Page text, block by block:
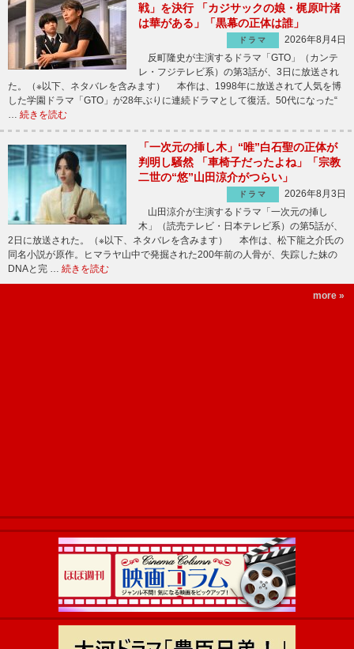
戦」を決行 「カジサックの娘・梶原叶渚
は華がある」「黒幕の正体は誰」
ドラマ
2026年8月4日
反町隆史が主演するドラマ「GTO」（カンテ
レ・フジテレビ系）の第3話が、3日に放送され
た。（※以下、ネタバレを含みます） 本作は、1998年に放送されて人気を博
した学園ドラマ「GTO」が28年ぶりに連続ドラマとして復活。50代になった“
… 続きを読む
「一次元の挿し木」“唯”白石聖の正体が
判明し騒然 「車椅子だったよね」「宗教
二世の“悠”山田涼介がつらい」
ドラマ
2026年8月3日
山田涼介が主演するドラマ「一次元の挿し
木」（読売テレビ・日本テレビ系）の第5話が、
2日に放送された。（※以下、ネタバレを含みます） 本作は、松下龍之介氏の
同名小説が原作。ヒマラヤ山中で発掘された200年前の人骨が、失踪した妹の
DNAと完 … 続きを読む
more »